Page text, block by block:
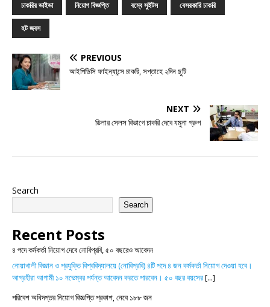
চাকরির ভাইভা নিয়োগ বিজ্ঞপ্তি বম্বে সুইটস বেসরকারি চাকরি
হট জবস
PREVIOUS
আইপিডিসি ফাইন্যান্সে চাকরি, সপ্তাহে ২দিন ছুটি
NEXT
ডিলার সেলস বিভাগে চাকরি দেবে যমুনা গ্রুপ
Search
Search
Recent Posts
৪ পদে কর্মকর্তা নিয়োগ দেবে নোবিপ্রবি, ৫০ বছরেও আবেদন
নোয়াখালী বিজ্ঞান ও প্রযুক্তি বিশ্ববিদ্যালয়ে (নোবিপ্রবি) ৪টি পদে ৪ জন কর্মকর্তা নিয়োগ দেওয়া হবে।
আগ্রহীরা আগামী ১০ নভেম্বর পর্যন্ত আবেদন করতে পারবেন। ৫০ বছর বয়সের[...]
পরিবেশ অধিদপ্তর নিয়োগ বিজ্ঞপ্তি প্রকাশ, নেবে ১৮৮ জন